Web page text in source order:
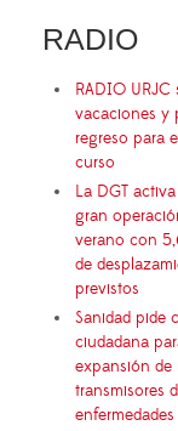
RADIO
RADIO URJC
vacaciones y
regreso para
curso
La DGT
gran
verano con
de
previstos
Sanidad pide
ciudadana
expansión de
transmisores
enfermedades